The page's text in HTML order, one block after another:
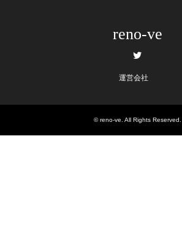
reno-ve
運営会社
©reno-ve . All Rights Reserved.